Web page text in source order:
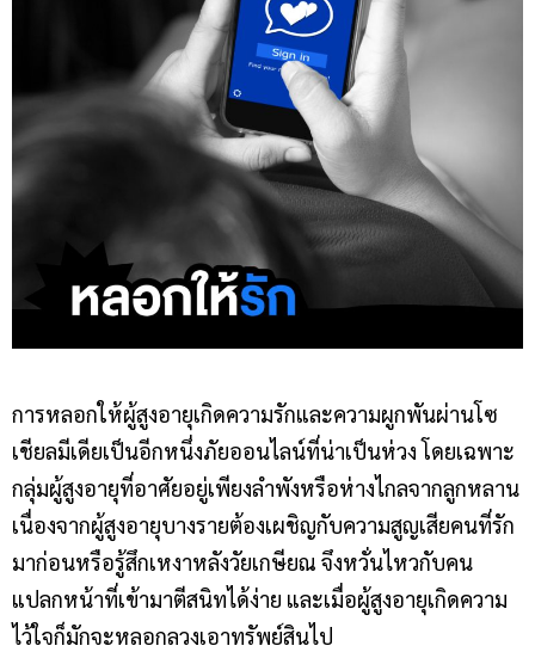
การหลอกให้ผู้สูงอายุเกิดความรักและความผูกพันผ่านโซ
เชียลมีเดียเป็นอีกหนึ่งภัยออนไลน์ที่น่าเป็นห่วง โดยเฉพาะ
กลุ่มผู้สูงอายุที่อาศัยอยู่เพียงลำพังหรือห่างไกลจากลูกหลาน
เนื่องจากผู้สูงอายุบางรายต้องเผชิญกับความสูญเสียคนที่รัก
มาก่อนหรือรู้สึกเหงาหลังวัยเกษียณ จึงหวั่นไหวกับคน
แปลกหน้าที่เข้ามาตีสนิทได้ง่าย และเมื่อผู้สูงอายุเกิดความ
ไว้ใจก็มักจะหลอกลวงเอาทรัพย์สินไป